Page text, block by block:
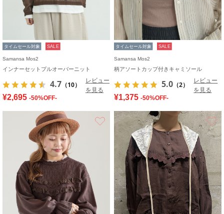
タイムセール対象 SALE
Samansa Mos2
インナーセットプルオーバーニット
4.7 （10）
レビュー
を見る
¥2,695 -50%OFF-
タイムセール対象 SALE
Samansa Mos2
柄アソートカップ付きキャミソール
5.0 （2）
レビュー
を見る
¥1,375 -50%OFF-
お気に入り